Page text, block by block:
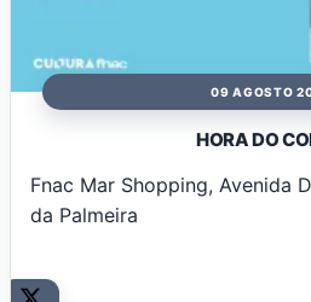
09 AGOSTO
HORA DO
Fnac Mar Shopping, Avenida
da Palmeira